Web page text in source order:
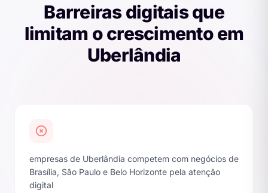
Barreiras digitais que
limitam o crescimento em
Uberlândia
empresas de Uberlândia competem com negócios de
Brasília, São Paulo e Belo Horizonte pela atenção
digital